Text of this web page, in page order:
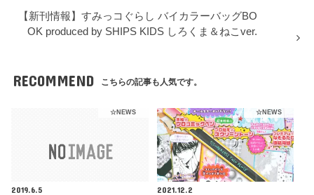
【新刊情報】すみっコぐらし バイカラーバッグBO
OK produced by SHIPS KIDS しろくま＆ねこver.
RECOMMEND こちらの記事も人気です。
☆NEWS
2019.6.5
☆NEWS
2021.12.2